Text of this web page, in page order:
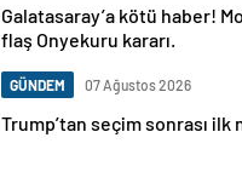
Galatasaray’a kötü haber!
flaş Onyekuru kararı.
GÜNDEM 07 Ağustos 2026
Trump’tan seçim sonrası ilk